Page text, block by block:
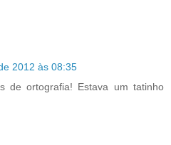
2012 às 08:35
de ortografia! Estava um tatinho